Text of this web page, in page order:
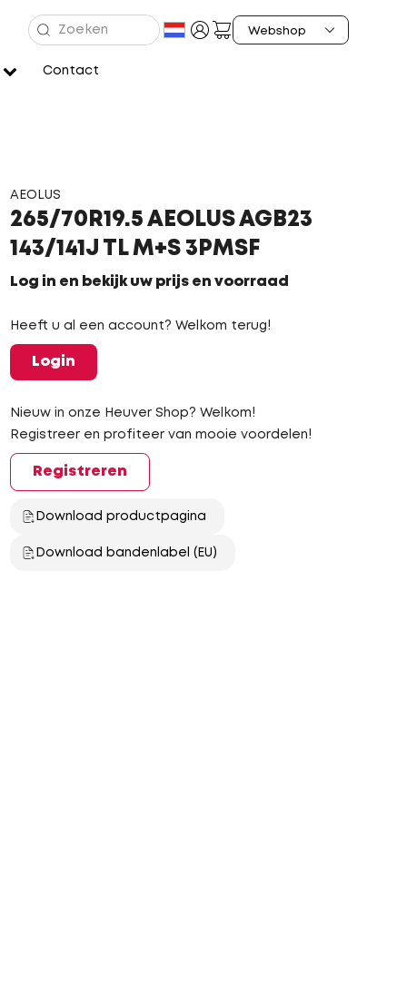
Contact
AEOLUS
265/70R19.5 AEOLUS AGB23
143/141J TL M+S 3PMSF
Log in en bekijk uw prijs en voorraad
Heeft u al een account? Welkom terug!
Login
Nieuw in onze Heuver Shop? Welkom!
Registreer en profiteer van mooie voordelen!
Registreren
Download productpagina
Download bandenlabel (EU)